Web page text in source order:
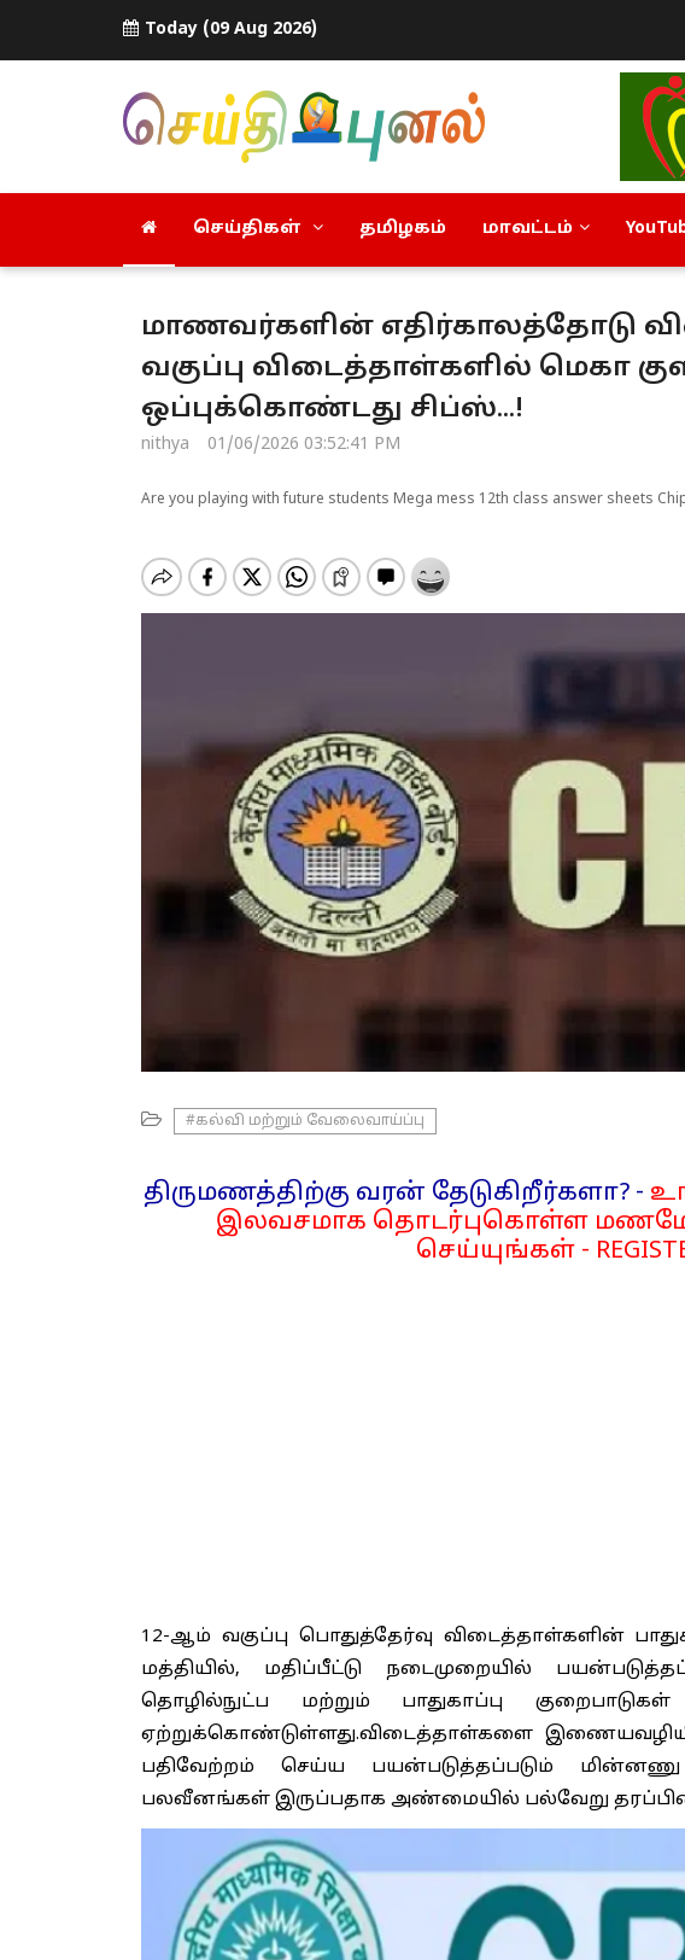
Today (09 Aug 2026)
செய்திகள் தமிழகம் மாவட்டம்
மாணவர்களின் எதிர்காலத்தோடு
வகுப்பு விடைத்தாள்களில் மெகா
ஒப்புக்கொண்டது சிப்ஸ்...!
nithya 01/06/2026 03:52:41 PM
Are you playing with future students Mega mess 12th class answer sheets
#கல்வி மற்றும் வேலைவாய்ப்பு
திருமணத்திற்கு வரன் தேடுகிறீர்களா? -
இலவசமாக தொடர்புகொள்ள
செய்யுங்கள் -
12-ஆம் வகுப்பு பொதுத்தேர்வு விடைத்தாள்களின்
மத்தியில், மதிப்பீட்டு நடைமுறையில்
தொழில்நுட்ப மற்றும் பாதுகாப்பு
ஏற்றுக்கொண்டுள்ளது.விடைத்தாள்களை
பதிவேற்றம் செய்ய பயன்படுத்தப்படும் மின்னணு
பலவீனங்கள் இருப்பதாக அண்மையில் பல்வேறு